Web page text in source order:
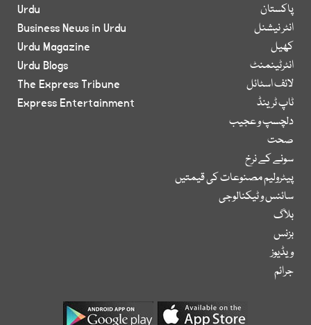
پاکستان
انٹر نیشنل
کھیل
انٹرٹینمنٹ
لائف اسٹائل
ٹاپ ٹرینڈ
دلچسپ و عجیب
صحت
سونے کے نرخ
پیٹرولیم مصنوعات کی قیمتیں
سائنس و ٹیکنالوجی
بلاگ
بزنس
ویڈیوز
جرائم
Urdu
Business News in Urdu
Urdu Magazine
Urdu Blogs
The Express Tribune
Express Entertainment